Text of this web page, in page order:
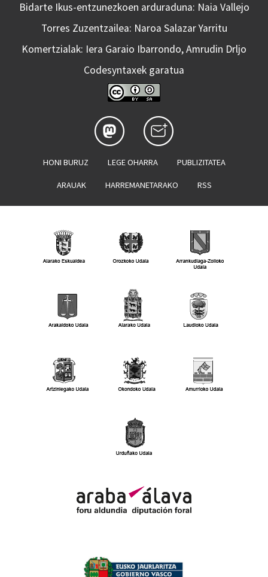
Bidarte Ikus-entzunezkoen arduraduna: Naia Vallejo
Torres Zuzentzailea: Naroa Salazar Yarritu
Komertzialak: Iera Garaio Ibarrondo, Amrudin Drljo
Codesyntaxek garatua
HONI BURUZ LEGE OHARRA PUBLIZITATEA
ARAUAK HARREMANETARAKO RSS